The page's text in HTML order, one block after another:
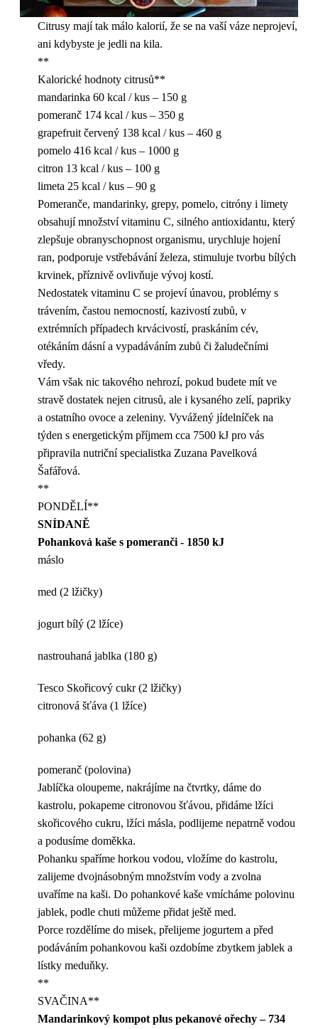
Citrusy mají tak málo kalorií, že se na vaší váze neprojeví,
ani kdybyste je jedli na kila.
**
Kalorické hodnoty citrusů**
mandarinka 60 kcal / kus – 150 g
pomeranč 174 kcal / kus – 350 g
grapefruit červený 138 kcal / kus – 460 g
pomelo 416 kcal / kus – 1000 g
citron 13 kcal / kus – 100 g
limeta 25 kcal / kus – 90 g
Pomeranče, mandarinky, grepy, pomelo, citróny i limety
obsahují množství vitaminu C, silného antioxidantu, který
zlepšuje obranyschopnost organismu, urychluje hojení
ran, podporuje vstřebávání železa, stimuluje tvorbu bílých
krvinek, příznivě ovlivňuje vývoj kostí.
Nedostatek vitaminu C se projeví únavou, problémy s
trávením, častou nemocností, kazivostí zubů, v
extrémních případech krvácivostí, praskáním cév,
otékáním dásní a vypadáváním zubů či žaludečními
vředy.
Vám však nic takového nehrozí, pokud budete mít ve
stravě dostatek nejen citrusů, ale i kysaného zelí, papriky
a ostatního ovoce a zeleniny. Vyvážený jídelníček na
týden s energetickým příjmem cca 7500 kJ pro vás
připravila nutriční specialistka Zuzana Pavelková
Šafářová.
**
PONDĚLÍ**
SNÍDANĚ
Pohanková kaše s pomeranči - 1850 kJ
máslo
med (2 lžičky)
jogurt bílý (2 lžíce)
nastrouhaná jablka (180 g)
Tesco Skořicový cukr (2 lžičky)
citronová šťáva (1 lžíce)
pohanka (62 g)
pomeranč (polovina)
Jablíčka oloupeme, nakrájíme na čtvrtky, dáme do
kastrolu, pokapeme citronovou šťávou, přidáme lžíci
skořicového cukru, lžíci másla, podlijeme nepatrně vodou
a podusíme doměkka.
Pohanku spaříme horkou vodou, vložíme do kastrolu,
zalijeme dvojnásobným množstvím vody a zvolna
uvaříme na kaši. Do pohankové kaše vmícháme polovinu
jablek, podle chuti můžeme přidat ještě med.
Porce rozdělíme do misek, přelijeme jogurtem a před
podáváním pohankovou kaši ozdobíme zbytkem jablek a
lístky meduňky.
**
SVAČINA**
Mandarinkový kompot plus pekanové ořechy – 734